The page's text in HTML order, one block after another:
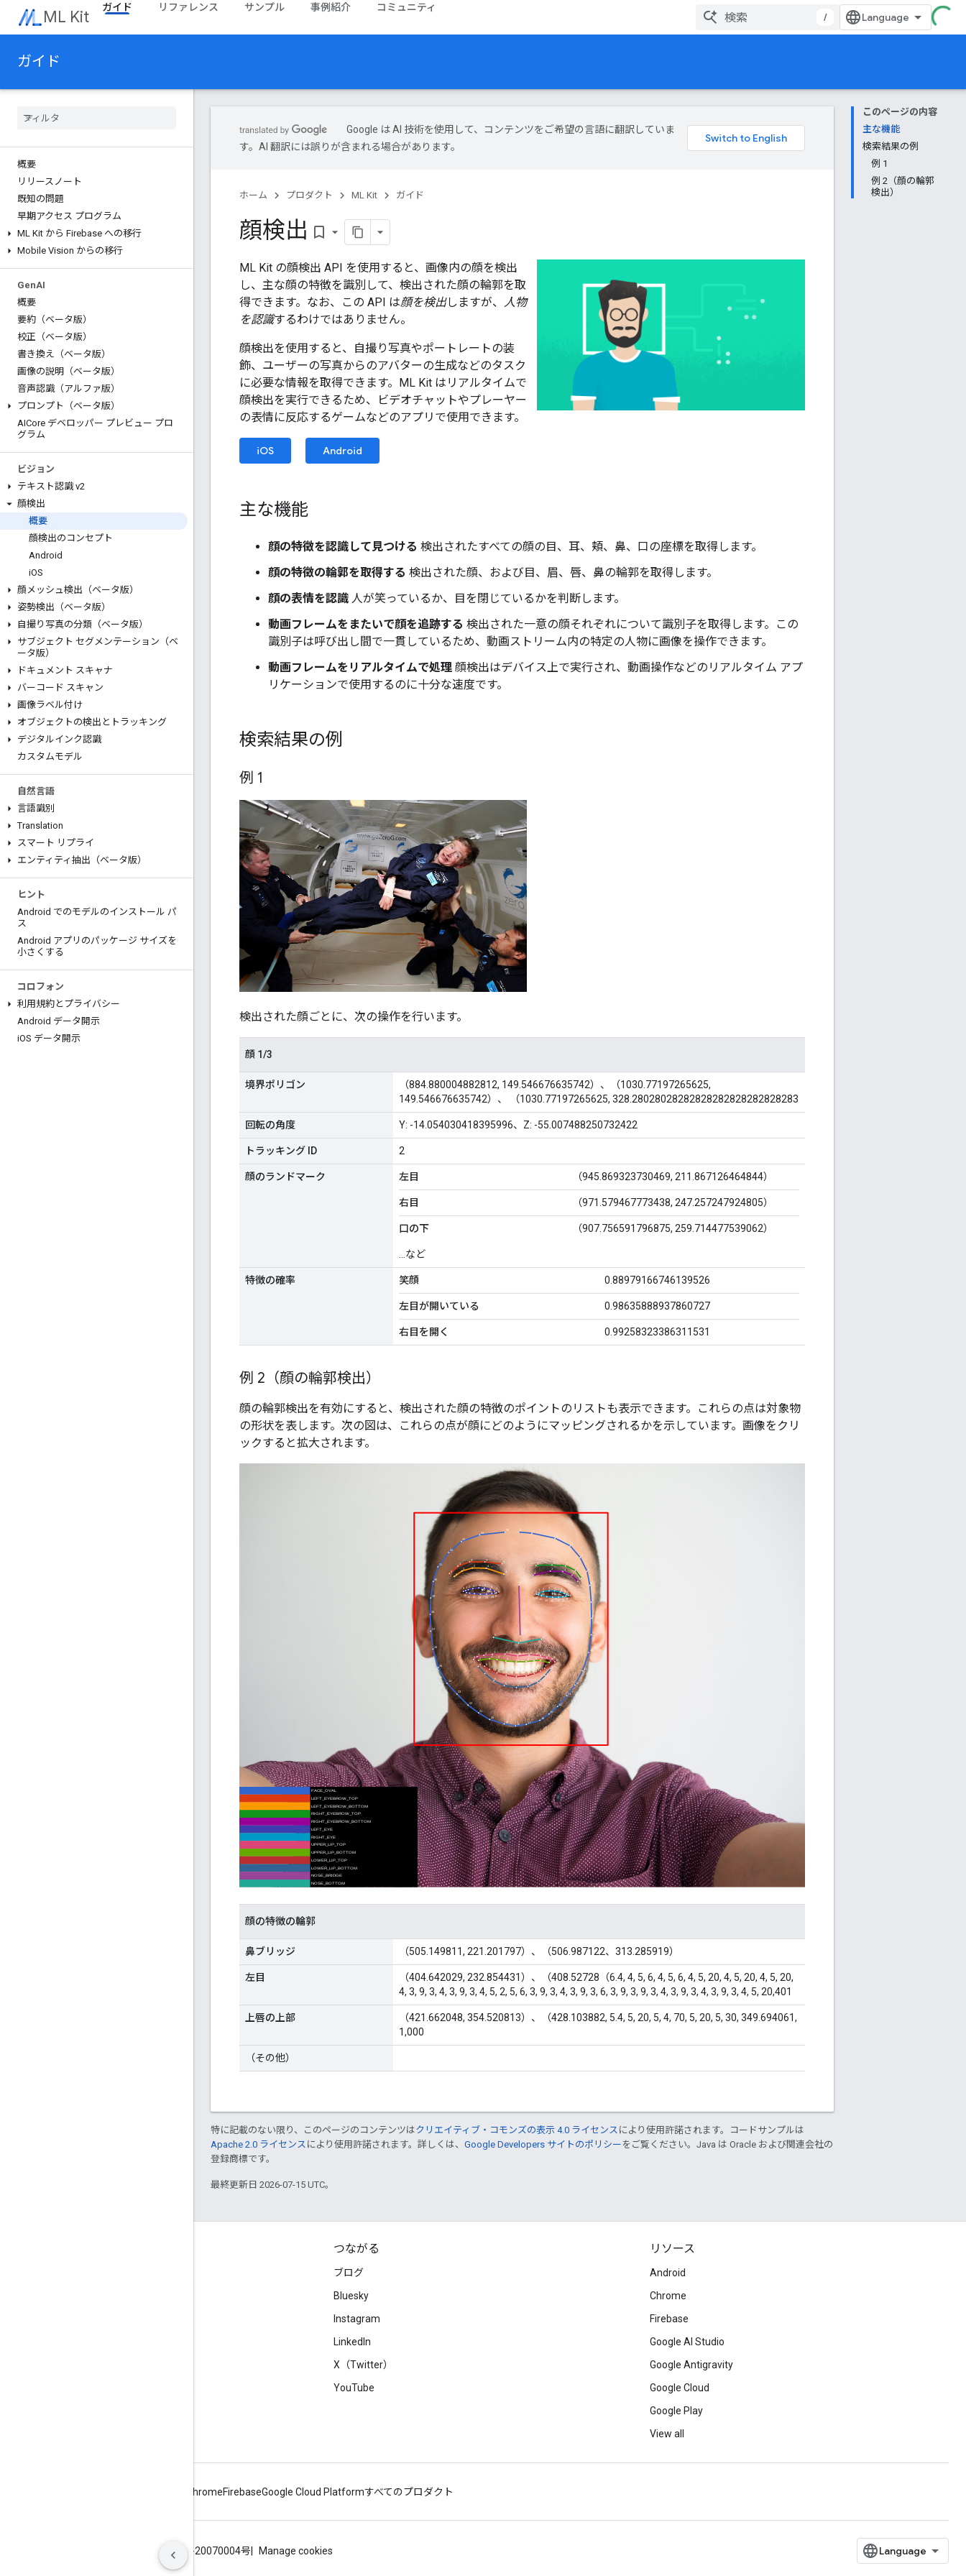
ML Kit ガイド リファレンス サンプル 事例紹介 コミュニティ
/
ガイド
概要
リリースノート
既知の問題
早期アクセス プログラム
ML Kit から Firebase への移行
Mobile Vision からの移行
GenAI
概要
要約（ベータ版）
校正（ベータ版）
書き換え（ベータ版）
画像の説明（ベータ版）
音声認識（アルファ版）
プロンプト（ベータ版）
AICore デベロッパー プレビュー プロ
グラム
ビジョン
テキスト認識 v2
顔検出
概要
顔検出のコンセプト
Android
iOS
顔メッシュ検出（ベータ版）
姿勢検出（ベータ版）
自撮り写真の分類（ベータ版）
サブジェクト セグメンテーション（ベ
ータ版）
ドキュメント スキャナ
バーコード スキャン
画像ラベル付け
オブジェクトの検出とトラッキング
デジタルインク認識
カスタムモデル
自然言語
言語識別
Translation
スマート リプライ
エンティティ抽出（ベータ版）
ヒント
Android でのモデルのインストール パ
ス
Android アプリのパッケージ サイズを
小さくする
コロフォン
利用規約とプライバシー
Android データ開示
iOS データ開示
このページの内容
主な機能
検索結果の例
例 1
例 2（顔の輪郭
検出）
Google は AI 技術を使用して、コンテンツをご希望の言語に翻訳していま
す。AI 翻訳には誤りが含まれる場合があります。
ホーム プロダクト ML Kit ガイド
顔検出 bookmark_border
ML Kit の顔検出 API を使用すると、画像内の顔を検出
し、主な顔の特徴を識別して、検出された顔の輪郭を取
得できます。なお、この API は顔を検出しますが、 人物
を認識するわけではありません。
顔検出を使用すると、自撮り写真やポートレートの装
飾、ユーザーの写真からのアバターの生成などのタスク
に必要な情報を取得できます。ML Kit はリアルタイムで
顔検出を実行できるため、ビデオチャットやプレーヤー
の表情に反応するゲームなどのアプリで使用できます。
iOS Android
主な機能
顔の特徴を認識して見つける 検出されたすべての顔の目、耳、頬、鼻、口の座標を取得します。
顔の特徴の輪郭を取得する 検出された顔、および目、眉、唇、鼻の輪郭を取得します。
顔の表情を認識 人が笑っているか、目を閉じているかを判断します。
動画フレームをまたいで顔を追跡する 検出された一意の顔それぞれについて識別子を取得します。この
識別子は呼び出し間で一貫しているため、動画ストリーム内の特定の人物に画像を操作できます。
動画フレームをリアルタイムで処理 顔検出はデバイス上で実行され、動画操作などのリアルタイム アプ
リケーションで使用するのに十分な速度です。
検索結果の例
例 1
検出された顔ごとに、次の操作を行います。
顔 1/3
境界ポリゴン
（884.880004882812, 149.546676635742）、（1030.77197265625,
149.546676635742）、 （1030.77197265625, 328.28028028282828282828282828283
回転の角度 Y: -14.054030418395996、Z: -55.007488250732422
トラッキング ID 2
顔のランドマーク 左目 （945.869323730469, 211.867126464844）
右目 （971.579467773438, 247.257247924805）
口の下 （907.756591796875, 259.714477539062）
...など
特徴の確率 笑顔 0.88979166746139526
左目が開いている 0.98635888937860727
右目を開く 0.99258323386311531
例 2（顔の輪郭検出）
顔の輪郭検出を有効にすると、検出された顔の特徴のポイントのリストも表示できます。これらの点は対象物
の形状を表します。次の図は、これらの点が顔にどのようにマッピングされるかを示しています。画像をクリ
ックすると拡大されます。
顔の特徴の輪郭
鼻ブリッジ （505.149811, 221.201797）、（506.987122、313.285919）
左目
（404.642029, 232.854431）、（408.52728（6.4, 4, 5, 6, 4, 5, 6, 4, 5, 20, 4, 5, 20, 4, 5, 20,
4, 3, 9, 3, 4, 3, 9, 3, 4, 5, 2, 5, 6, 3, 9, 3, 4, 3, 9, 3, 6, 3, 9, 3, 9, 3, 4, 3, 9, 3, 4, 3, 9, 3, 4, 5, 20,401
上唇の上部
（421.662048, 354.520813）、（428.103882, 5.4, 5, 20, 5, 4, 70, 5, 20, 5, 30, 349.694061,
1,000
（その他）
特に記載のない限り、このページのコンテンツはクリエイティブ・コモンズの表示 4.0 ライセンス により使用許諾されます。コードサンプルは
Apache 2.0 ライセンス により使用許諾されます。詳しくは、 Google Developers サイトのポリシー をご覧ください。Java は Oracle および関連会社の
登録商標です。
最終更新日 2026-07-15 UTC。
つながる
ブログ
Bluesky
Instagram
LinkedIn
X（Twitter）
YouTube
リソース
Android
Chrome
Firebase
Google AI Studio
Google Antigravity
Google Cloud
Google Play
View all
ChromeFirebaseGoogle Cloud Platformすべてのプロダクト
ICP证合字B2-20070004号 Manage cookies